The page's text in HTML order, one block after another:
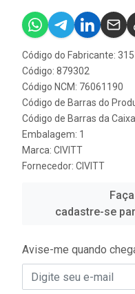
Código do Fabricante:
Código: 879302
Código NCM: 76061190
Código de Barras do
Código de Barras da
Embalagem: 1
Marca: CIVITT
Fornecedor: CIVITT
cadastre-se
Avise-me quando